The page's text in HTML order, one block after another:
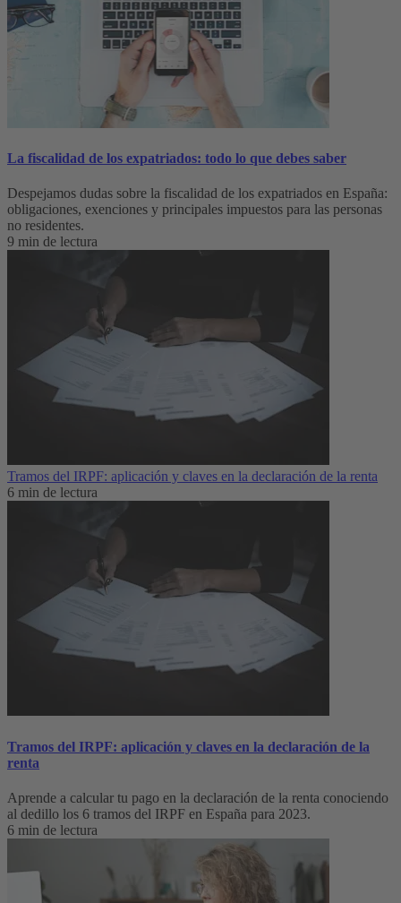
La fiscalidad de los expatriados: todo lo que debes saber
Despejamos dudas sobre la fiscalidad de los expatriados en España:
obligaciones, exenciones y principales impuestos para las personas
no residentes.
9 min de lectura
Tramos del IRPF: aplicación y claves en la declaración de la renta
6 min de lectura
Tramos del IRPF: aplicación y claves en la declaración de la
renta
Aprende a calcular tu pago en la declaración de la renta conociendo
al dedillo los 6 tramos del IRPF en España para 2023.
6 min de lectura